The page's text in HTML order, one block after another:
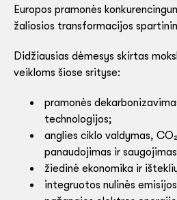
Europos pramonės
žaliosios transformacijos
Didžiausias dėmesys skirtas
veikloms šiose srityse:
pramonės
technologijos;
anglies ciklo valdymas,
panaudojimas ir
žiedinė ekonomika ir
integruotos nulinės